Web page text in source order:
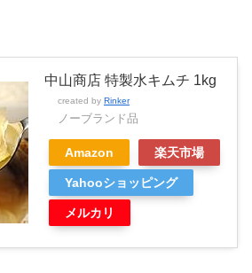
中山商店 特製水キムチ 1kg
created by Rinker
ノーブランド品
Amazon 楽天市場
Yahooショッピング
メルカリ